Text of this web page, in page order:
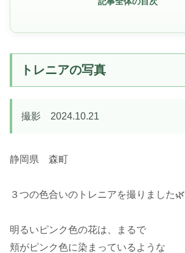
トレニアの写真
撮影 2024.10.21
静岡県 森町
３つの色合いのトレニアを撮りました🌿
明るいピンク色の花は、まるで
頬がピンク色に染まっているような